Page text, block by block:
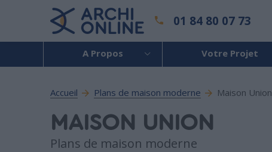
01 84 80 07 73
A Propos Votre Projet
Accueil Plans de maison moderne Maison Union
MAISON UNION
Plans de maison moderne